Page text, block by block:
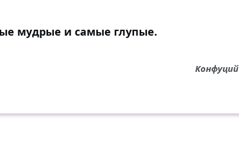
мудрые и самые глупые.
Конфуций